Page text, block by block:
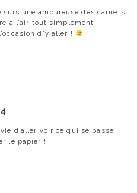
suis une amoureuse des carnets
à l’air tout simplement
d’y aller !
d’aller voir ce qui se passe
le papier !